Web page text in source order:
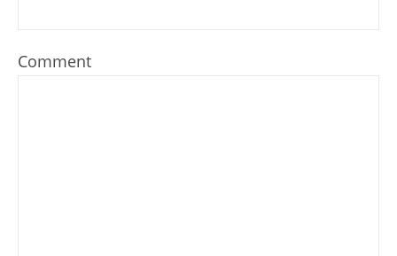
Comment